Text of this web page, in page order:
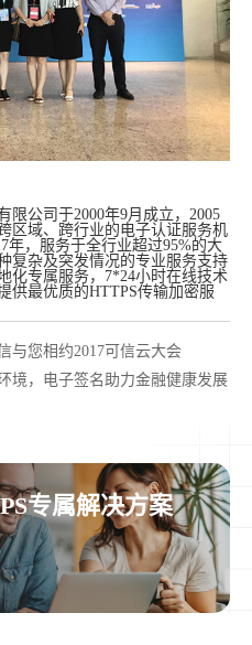
公司于2000年9月成立，2005
区域、跨行业的电子认证服务机
年，服务于全行业超过95%的大
复杂及突发情况的专业服务支持
化专属服务，7*24小时在线技术
供最优质的HTTPS传输加密服
与您相约2017可信云大会
境，电子签名助力金融健康发展
专属解决方案